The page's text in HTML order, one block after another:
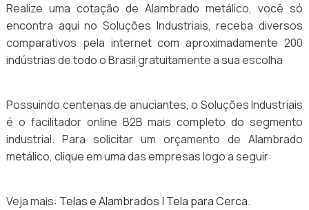
Realize uma cotação de Alambrado metálico, você só
encontra aqui no Soluções Industriais, receba diversos
comparativos pela internet com aproximadamente 200
indústrias de todo o Brasil gratuitamente a sua escolha
Possuindo centenas de anuciantes, o Soluções Industriais
é o facilitador online B2B mais completo do segmento
industrial. Para solicitar um orçamento de Alambrado
metálico, clique em uma das empresas logo a seguir:
Veja mais: Telas e Alambrados | Tela para Cerca.